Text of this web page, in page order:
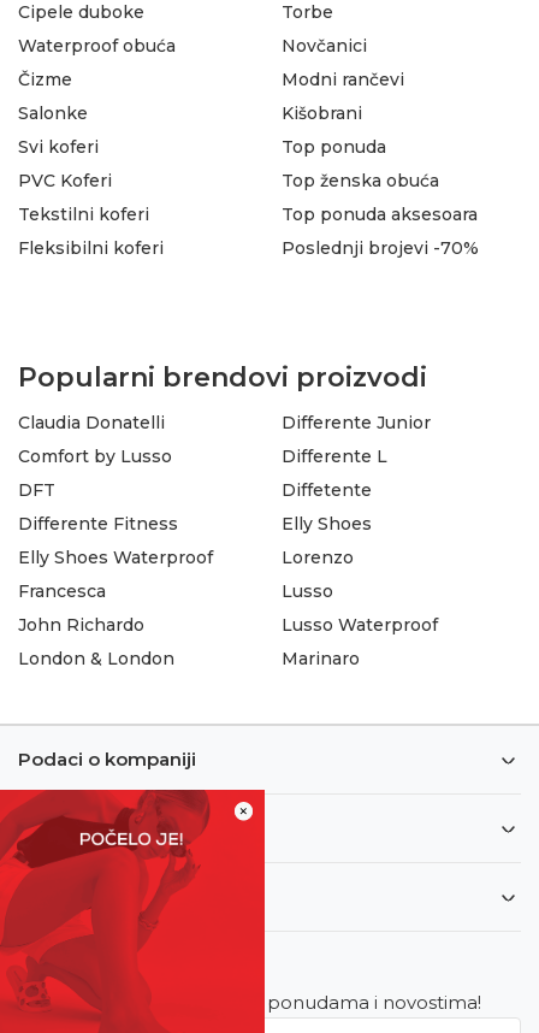
×
Cipele duboke
Waterproof obuća
Čizme
Salonke
Torbe
Novčanici
Modni rančevi
Kišobrani
Svi koferi
PVC Koferi
Tekstilni koferi
Fleksibilni koferi
Top ponuda
Top ženska obuća
Top ponuda aksesoara
Poslednji brojevi -70%
Popularni brendovi proizvodi
Claudia Donatelli
Comfort by Lusso
DFT
Differente Fitness
Differente Junior
Differente L
Diffetente
Elly Shoes
Elly Shoes Waterproof
Francesca
John Richardo
London & London
Lorenzo
Lusso
Lusso Waterproof
Marinaro
Podaci o kompaniji
Informacije
Korisnički servis
Newsletter
Budite u toku sa najnovijim ponudama i novostima!